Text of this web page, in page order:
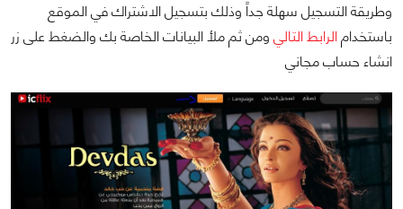
وطريقة التسجيل سهلة جداً وذلك بتسجيل الاشتراك في الموقع
باستخدامالرابط التالي ومن ثم ملأ البيانات الخاصة بك والضغط على زر
انشاء حساب مجاني